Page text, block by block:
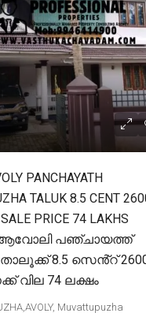
PANCHAYATH
TALUK 8.5 CENT
PRICE 74 LAKHS
ആവോലി പഞ്ചായത്ത്
8.5 സെൻ്റ് 2600
വില 74 ലക്ഷം
Muvattupuzha